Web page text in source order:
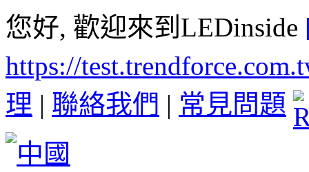
您好, 歡迎來到LEDinside
https://
理 | 聯絡我們 | 常見問題